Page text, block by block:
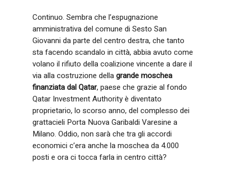
Continuo. Sembra che l’espugnazione
amministrativa del comune di Sesto San
Giovanni da parte del centro destra, che tanto
sta facendo scandalo in città, abbia avuto come
volano il rifiuto della coalizione vincente a dare il
via alla costruzione dellagrande moschea
finanziata dal Qatar, paese che grazie al fondo
Qatar Investment Authority è diventato
proprietario, lo scorso anno, del complesso dei
grattacieli Porta Nuova Garibaldi Varesine a
Milano. Oddio, non sarà che tra gli accordi
economici c’era anche la moschea da 4.000
posti e ora ci tocca farla in centro città?